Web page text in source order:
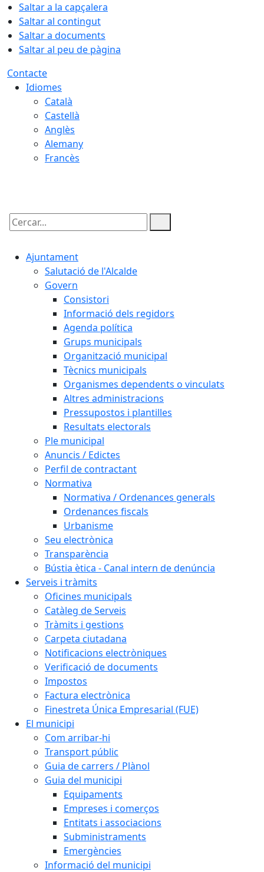
Saltar a la capçalera
Saltar al contingut
Saltar a documents
Saltar al peu de pàgina
Contacte
Idiomes
Català
Castellà
Anglès
Alemany
Francès
Cercar:
Ajuntament
Salutació de l'Alcalde
Govern
Consistori
Informació dels regidors
Agenda política
Grups municipals
Organització municipal
Tècnics municipals
Organismes dependents o vinculats
Altres administracions
Pressupostos i plantilles
Resultats electorals
Ple municipal
Anuncis / Edictes
Perfil de contractant
Normativa
Normativa / Ordenances generals
Ordenances fiscals
Urbanisme
Seu electrònica
Transparència
Bústia ètica - Canal intern de denúncia
Serveis i tràmits
Oficines municipals
Catàleg de Serveis
Tràmits i gestions
Carpeta ciutadana
Notificacions electròniques
Verificació de documents
Impostos
Factura electrònica
Finestreta Única Empresarial (FUE)
El municipi
Com arribar-hi
Transport públic
Guia de carrers / Plànol
Guia del municipi
Equipaments
Empreses i comerços
Entitats i associacions
Subministraments
Emergències
Informació del municipi